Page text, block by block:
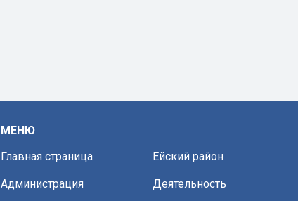
МЕНЮ
Главная страница
Ейский район
Администрация Деятельность